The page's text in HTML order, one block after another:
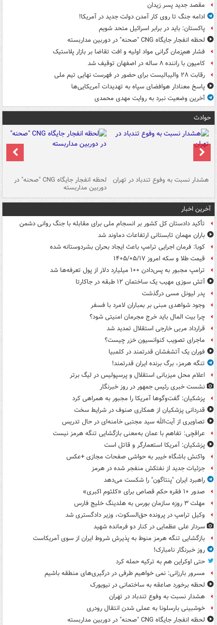
مقصد جدید پسر زیدان
ادامه جنگ تا روی کار آمدن دولت جدید در آمریکا!
پاکستان: باید در برابر اسرائیل متحد شویم
لحظه انفجار جایگاه CNG "صحنه" در دوربین مداربسته
فشار هم‌زمان گرانی مواد اولیه و افت تقاضا بر بازار پلاستیک
کامیون با راننده ۸ ساله در اصفهان توقیف شد
رقابت ۲۸ والیبالیست برای حضور در فهرست نهایی تیم ملی
پاسخ معنادار هوافضای سپاه به تهدیدات آمریکایی‌ها
آخرین وضعیت نبرد به روایت مهدی محمدی
حوادث
هشدار نسبت به وفوع تندباد در تهران لحظه انفجار جایگاه CNG "صحنه" در
دوربین مداربسته
آخرین اخبار
تأکید دادستان کل کشور بر انسجام ملی برای مقابله با جنگ روانی دشمن
باران مهمان تابستانی ارتفاعات دماوند شد
کوبا: فرمان اجرایی ترامپ باعث ایجاد بحران بشردوستانه شده
قیمت طلا و سکه امروز ۱۴۰۵/۰۵/۱۷
ترامپ مجبور به پس‌دادن ۱۰۰ میلیارد دلار از پول تعرفه‌ها شد
آتش سوزی مهیب یک ساختمان ۱۲ طبقه در جاکارتا
پدر لیونل مسی درگذشت
وجود شواهدی مبنی بر بمباران لامرد با فسفر
چرا بیت المال باید خرج مجرمان امنیتی شود؟
قرارداد مربی خارجی استقلال تمدید شد
ماجرای تصویب کنوانسیون خزر چیست؟
فوران یک آتشفشان قدرتمند در کلمبیا
تنگه هرمز، برگ برنده ایران قدرتمند!
اعلام محل میزبانی استقلال و پرسپولیس در لیگ برتر
نشست خبری رئیس جمهور در روز خبرنگار
پزشکیان: گفت‌وگوها آمریکا را مجبور به همراهی کرد
قدردانی پزشکیان از همکاری صنوف در شرایط سخت
تصاویری از آیت‌الله سید مجتبی خامنه‌ای در حال تدریس
عراقچی: تفاهم با عمان به‌معنی بازگشایی تنگه هرمز نیست
پزشکیان: آمریکا استعمارگر و قاتل است
واکنش باشگاه خیبر به حواشی صفحات مجازی +عکس
جزئیات جدید از نفتکش منفجر شده در هرمز
راهبرد ایران "پنتاگون" را شکست می‌دهد
صدور ۱۰ فقره حکم قصاص برای «کلثوم اکبری»
مهلت ۳ روزه سازمان بورس به هلدینگ خلیج فارس
وکیل ترامپ در پرونده حق‌السکوت، وزیر دادگستری شد
سردار علی عظمایی در کنار دو فرمانده شهید
بازگشایی تنگه هرمز منوط به پذیرش شروط ایران از سوی آمریکاست
روز خبرنگار نامبارک!
حتی اوکراین هم به ترکیه حمله کرد
مسرور بارزانی: نمی خواهیم طرفی در درگیری‌های منطقه باشیم
لحظه برخورد صاعقه به ساختمانی در نیویورک
هشدار نسبت به وفوع تندباد در تهران
خوشبینی بارسلونا به عملی شدن انتقال رودری
لحظه انفجار جایگاه CNG "صحنه" در دوربین مداربسته